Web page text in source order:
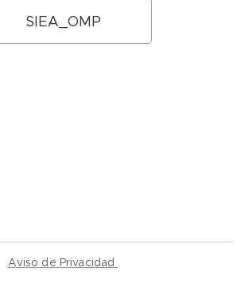
SIEA_OMP
Aviso de Privacidad